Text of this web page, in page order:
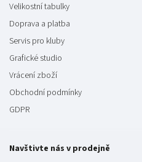
Velikostní tabulky
Doprava a platba
Servis pro kluby
Grafické studio
Vrácení zboží
Obchodní podmínky
GDPR
Navštivte nás v prodejně